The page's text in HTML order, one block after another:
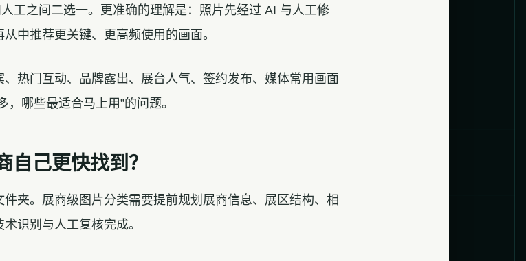
工之间二选一。更准确的理解是：照片先经过 AI 与人工修
中推荐更关键、更高频使用的画面。
热门互动、品牌露出、展台人气、签约发布、媒体常用画面
哪些最适合马上用”的问题。
自己更快找到？
夹。展商级图片分类需要提前规划展商信息、展区结构、相
识别与人工复核完成。